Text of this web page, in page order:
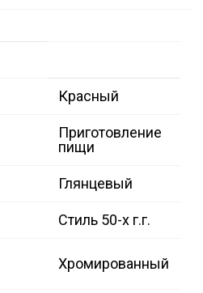
Красный
Приготовление
пищи
Глянцевый
Стиль 50-х г.г.
Хромированный